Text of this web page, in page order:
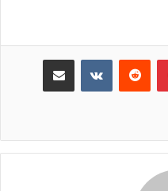
پینترست ‫رددیت